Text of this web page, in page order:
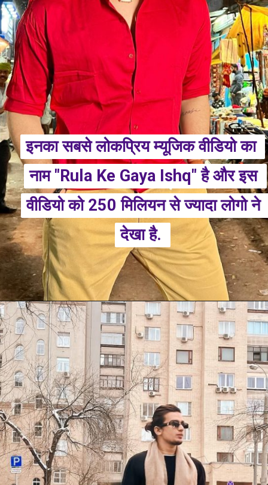
इनका सबसे लोकप्रिय म्यूजिक वीडियो का
नाम "Rula Ke Gaya Ishq" है और इस
वीडियो को 250 मिलियन से ज्यादा लोगो ने
देखा है.
इनका सबसे लोकप्रिय म्यूजिक वीडियो का
नाम "Rula Ke Gaya Ishq" है और इस
वीडियो को 250 मिलियन से ज्यादा लोगो ने
देखा है.